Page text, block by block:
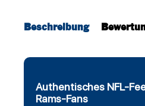
Beschreibung
Authentisches NFL-
Rams-Fans